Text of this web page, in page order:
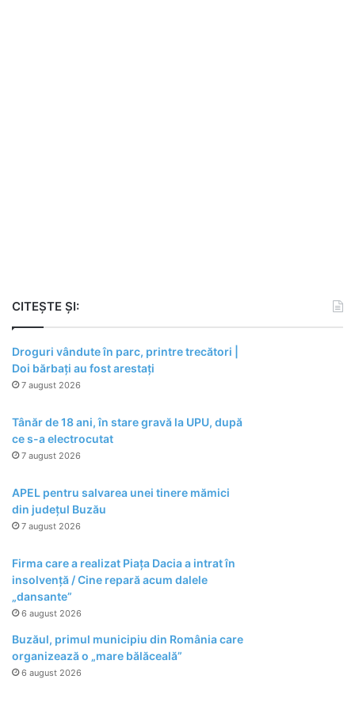
CITEȘTE ȘI:
Droguri vândute în parc, printre trecători |
Doi bărbați au fost arestați
7 august 2026
Tânăr de 18 ani, în stare gravă la UPU, după
ce s-a electrocutat
7 august 2026
APEL pentru salvarea unei tinere mămici
din județul Buzău
7 august 2026
Firma care a realizat Piața Dacia a intrat în
insolvență / Cine repară acum dalele
„dansante”
6 august 2026
Buzăul, primul municipiu din România care
organizează o „mare bălăceală”
6 august 2026